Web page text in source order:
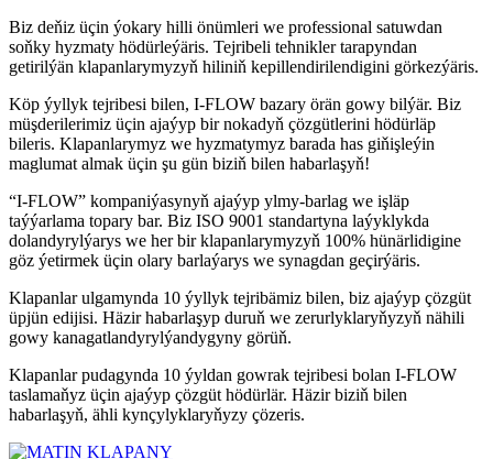
Biz deňiz üçin ýokary hilli önümleri we professional satuwdan
soňky hyzmaty hödürleýäris. Tejribeli tehnikler tarapyndan
getirilýän klapanlarymyzyň hiliniň kepillendirilendigini görkezýäris.
Köp ýyllyk tejribesi bilen, I-FLOW bazary örän gowy bilýär. Biz
müşderilerimiz üçin ajaýyp bir nokadyň çözgütlerini hödürläp
bileris. Klapanlarymyz we hyzmatymyz barada has giňişleýin
maglumat almak üçin şu gün biziň bilen habarlaşyň!
“I-FLOW” kompaniýasynyň ajaýyp ylmy-barlag we işläp
taýýarlama topary bar. Biz ISO 9001 standartyna laýyklykda
dolandyrylýarys we her bir klapanlarymyzyň 100% hünärlidigine
göz ýetirmek üçin olary barlaýarys we synagdan geçirýäris.
Klapanlar ulgamynda 10 ýyllyk tejribämiz bilen, biz ajaýyp çözgüt
üpjün edijisi. Häzir habarlaşyp duruň we zerurlyklaryňyzyň nähili
gowy kanagatlandyrylýandygyny görüň.
Klapanlar pudagynda 10 ýyldan gowrak tejribesi bolan I-FLOW
taslamaňyz üçin ajaýyp çözgüt hödürlär. Häzir biziň bilen
habarlaşyň, ähli kynçylyklaryňyzy çözeris.